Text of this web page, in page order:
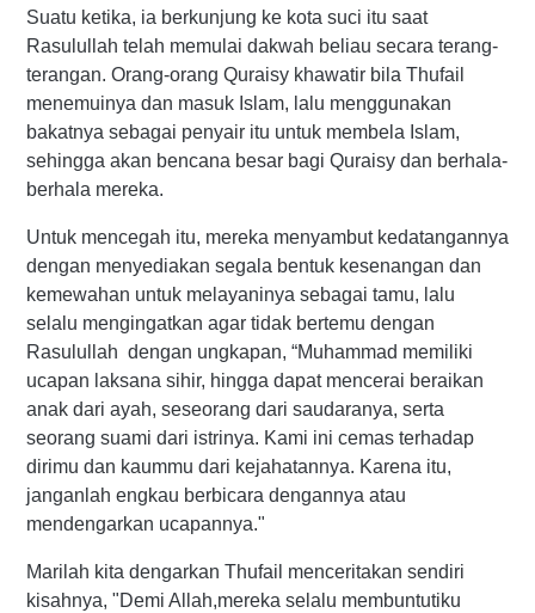
Suatu ketika, ia berkunjung ke kota suci itu saat
Rasulullah telah memulai dakwah beliau secara terang-
terangan. Orang-orang Quraisy khawatir bila Thufail
menemuinya dan masuk Islam, lalu menggunakan
bakatnya sebagai penyair itu untuk membela Islam,
sehingga akan bencana besar bagi Quraisy dan berhala-
berhala mereka.
Untuk mencegah itu, mereka menyambut kedatangannya
dengan menyediakan segala bentuk kesenangan dan
kemewahan untuk melayaninya sebagai tamu, lalu
selalu mengingatkan agar tidak bertemu dengan
Rasulullah dengan ungkapan, “Muhammad memiliki
ucapan laksana sihir, hingga dapat mencerai beraikan
anak dari ayah, seseorang dari saudaranya, serta
seorang suami dari istrinya. Kami ini cemas terhadap
dirimu dan kaummu dari kejahatannya. Karena itu,
janganlah engkau berbicara dengannya atau
mendengarkan ucapannya."
Marilah kita dengarkan Thufail menceritakan sendiri
kisahnya, "Demi Allah,mereka selalu membuntutiku